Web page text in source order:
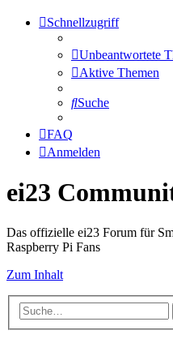
Schnellzugriff
Unbeantwortete
Aktive Themen
Suche
FAQ
Anmelden
ei23
Das offizielle ei23 Forum für
Raspberry Pi Fans
Zum Inhalt